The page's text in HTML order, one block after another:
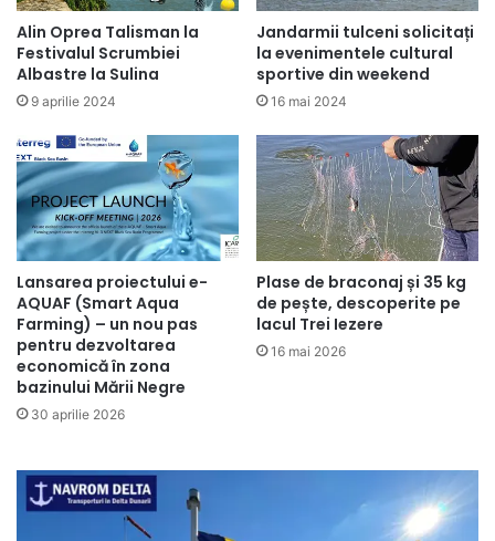
Alin Oprea Talisman la
Festivalul Scrumbiei
Albastre la Sulina
9 aprilie 2024
Jandarmii tulceni solicitați
la evenimentele cultural
sportive din weekend
16 mai 2024
Lansarea proiectului e-
AQUAF (Smart Aqua
Farming) – un nou pas
pentru dezvoltarea
economică în zona
bazinului Mării Negre
30 aprilie 2026
Plase de braconaj și 35 kg
de pește, descoperite pe
lacul Trei Iezere
16 mai 2026